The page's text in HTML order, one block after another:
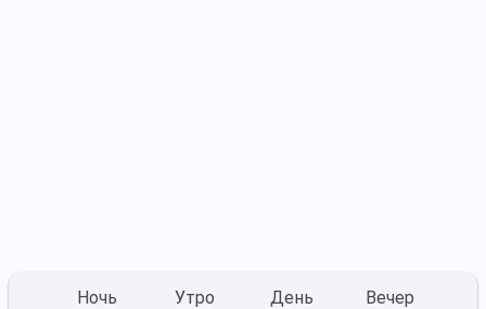
Ночь Утро День Вечер